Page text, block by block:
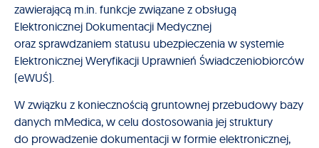
zawierającą m.in. funkcje związane z obsługą
Elektronicznej Dokumentacji Medycznej
oraz sprawdzaniem statusu ubezpieczenia w systemie
Elektronicznej Weryfikacji Uprawnień Świadczeniobiorców
(eWUŚ).
W związku z koniecznością gruntownej przebudowy bazy
danych mMedica, w celu dostosowania jej struktury
do prowadzenie dokumentacji w formie elektronicznej,